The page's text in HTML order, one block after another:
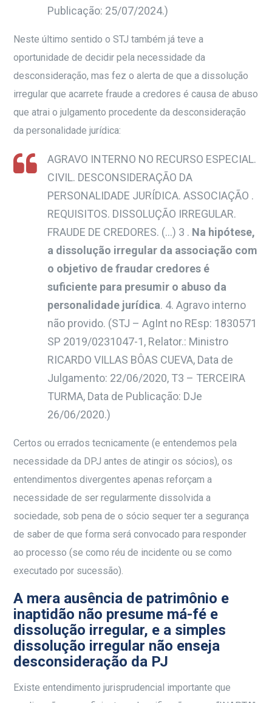
Publicação: 25/07/2024.)
Neste último sentido o STJ também já teve a
oportunidade de decidir pela necessidade da
desconsideração, mas fez o alerta de que a dissolução
irregular que acarrete fraude a credores é causa de abuso
que atrai o julgamento procedente da desconsideração
da personalidade jurídica:
AGRAVO INTERNO NO RECURSO ESPECIAL.
CIVIL. DESCONSIDERAÇÃO DA
PERSONALIDADE JURÍDICA. ASSOCIAÇÃO .
REQUISITOS. DISSOLUÇÃO IRREGULAR.
FRAUDE DE CREDORES. (…) 3 . Na hipótese,
a dissolução irregular da associação com
o objetivo de fraudar credores é
suficiente para presumir o abuso da
personalidade jurídica. 4. Agravo interno
não provido. (STJ – AgInt no REsp: 1830571
SP 2019/0231047-1, Relator.: Ministro
RICARDO VILLAS BÔAS CUEVA, Data de
Julgamento: 22/06/2020, T3 – TERCEIRA
TURMA, Data de Publicação: DJe
26/06/2020.)
Certos ou errados tecnicamente (e entendemos pela
necessidade da DPJ antes de atingir os sócios), os
entendimentos divergentes apenas reforçam a
necessidade de ser regularmente dissolvida a
sociedade, sob pena de o sócio sequer ter a segurança
de saber de que forma será convocado para responder
ao processo (se como réu de incidente ou se como
executado por sucessão).
A mera ausência de patrimônio e
inaptidão não presume má-fé e
dissolução irregular, e a simples
dissolução irregular não enseja
desconsideração da PJ
Existe entendimento jurisprudencial importante que